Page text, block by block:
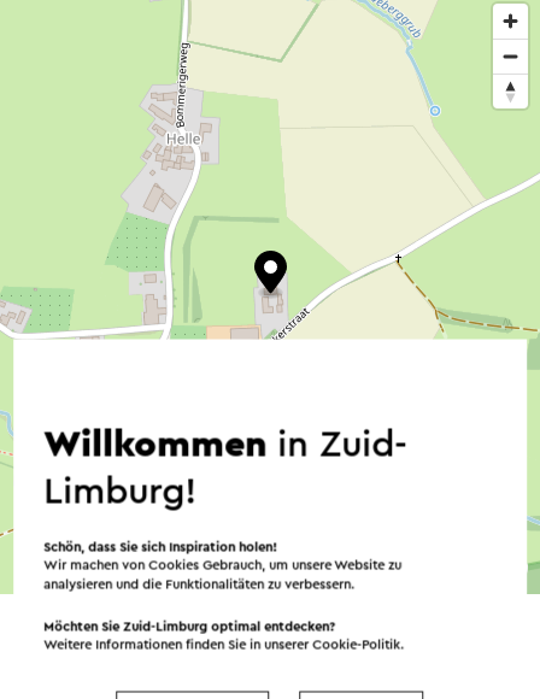
©OpenStreetMap
→ Planen Sie Ihre Route
Willkommen in Zuid-
Limburg!
Schön, dass Sie sich Inspiration holen!
Wir machen von Cookies Gebrauch, um unsere Website zu
analysieren und die Funktionalitäten zu verbessern.
Möchten Sie Zuid-Limburg optimal entdecken?
Weitere Informationen finden Sie in unsererCookie-Politik.